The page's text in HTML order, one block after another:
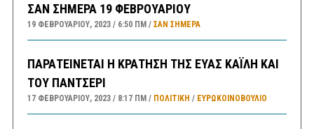
ΣΑΝ ΣΗΜΕΡΑ 19 ΦΕΒΡΟΥΑΡΙΟΥ
19 ΦΕΒΡΟΥΑΡΊΟΥ, 2023 6:50 ΠΜ ΣΑΝ ΣΉΜΕΡΑ
ΠΑΡΑΤΕΙΝΕΤΑΙ Η ΚΡΑΤΗΣΗ ΤΗΣ ΕΥΑΣ ΚΑΪΛΗ ΚΑΙ
ΤΟΥ ΠΑΝΤΣΕΡΙ
17 ΦΕΒΡΟΥΑΡΊΟΥ, 2023 8:17 ΠΜ ΠΟΛΙΤΙΚΗ / ΕΥΡΩΚΟΙΝΟΒΟΥΛΙΟ